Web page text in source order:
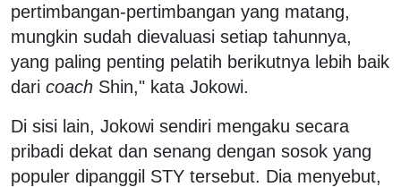
pertimbangan-pertimbangan yang matang,
mungkin sudah dievaluasi setiap tahunnya,
yang paling penting pelatih berikutnya lebih baik
dari coach Shin," kata Jokowi.
Di sisi lain, Jokowi sendiri mengaku secara
pribadi dekat dan senang dengan sosok yang
populer dipanggil STY tersebut. Dia menyebut,